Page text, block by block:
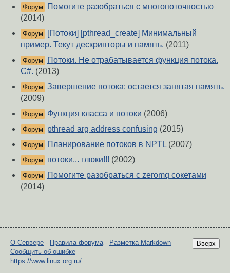
Форум
Помогите разобраться с многопоточностью
(2014)
Форум
[Потоки] [pthread_create] Минимальный
пример. Текут дескрипторы и память. (2011)
Форум
Потоки. Не отрабатывается функция потока.
С#. (2013)
Форум Завершение потока: остается занятая память.
(2009)
Форум Функция класса и потоки (2006)
Форум pthread arg address confusing (2015)
Форум Планирование потоков в NPTL (2007)
Форум потоки... глюки!!! (2002)
Форум
Помогите разобраться с zeromq сокетами
(2014)
Вверх
О Сервере - Правила форума- Разметка Markdown
Сообщить об ошибке
https://www.linux.org.ru/